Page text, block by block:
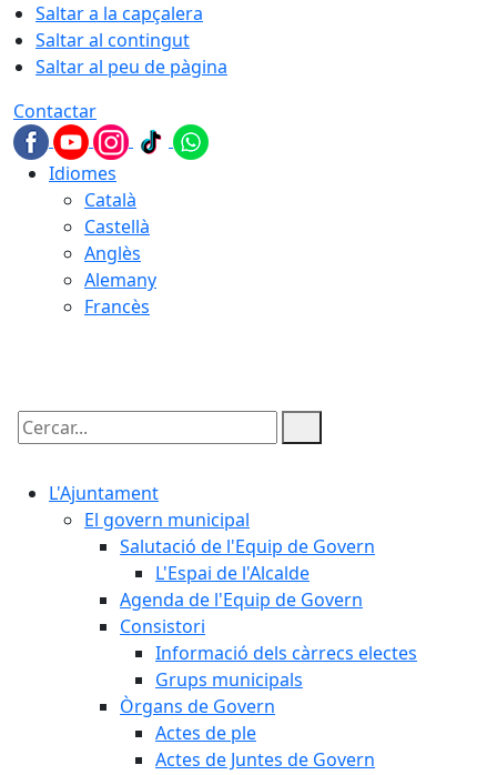
Saltar a la capçalera
Saltar al contingut
Saltar al peu de pàgina
Contactar
Idiomes
Català
Castellà
Anglès
Alemany
Francès
Cercar:
L'Ajuntament
El govern municipal
Salutació de l'Equip de Govern
L'Espai de l'Alcalde
Agenda de l'Equip de Govern
Consistori
Informació dels càrrecs electes
Grups municipals
Òrgans de Govern
Actes de ple
Actes de Juntes de Govern